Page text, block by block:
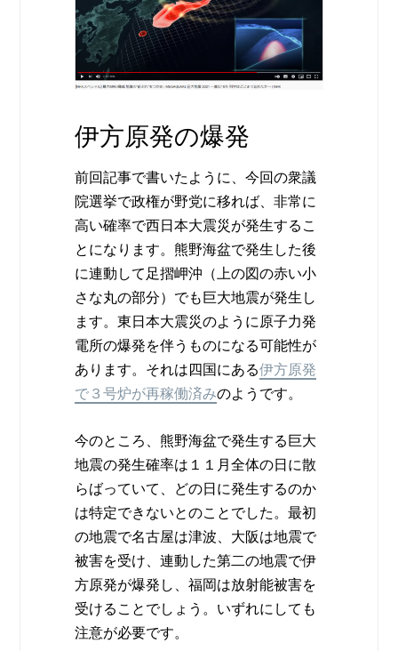
伊方原発の爆発
前回記事で書いたように、今回の衆議
院選挙で政権が野党に移れば、非常に
高い確率で西日本大震災が発生するこ
とになります。熊野海盆で発生した後
に連動して足摺岬沖（上の図の赤い小
さな丸の部分）でも巨大地震が発生し
ます。東日本大震災のように原子力発
電所の爆発を伴うものになる可能性が
あります。それは四国にある伊方原発
で３号炉が再稼働済みのようです。
今のところ、熊野海盆で発生する巨大
地震の発生確率は１１月全体の日に散
らばっていて、どの日に発生するのか
は特定できないとのことでした。最初
の地震で名古屋は津波、大阪は地震で
被害を受け、連動した第二の地震で伊
方原発が爆発し、福岡は放射能被害を
受けることでしょう。いずれにしても
注意が必要です。